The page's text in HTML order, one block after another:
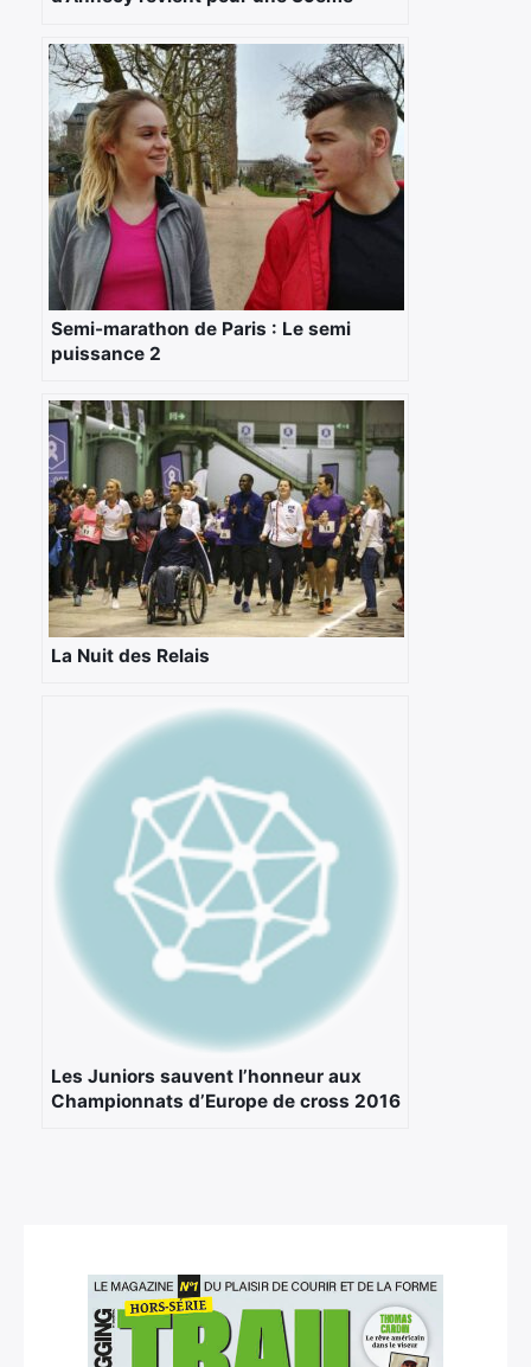
Semi-marathon de Paris : Le semi
puissance 2
La Nuit des Relais
Les Juniors sauvent l’honneur aux
Championnats d’Europe de cross 2016
Rechercher
: